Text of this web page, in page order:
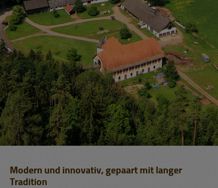
Modern und innovativ, gepaart mit langer
Tradition